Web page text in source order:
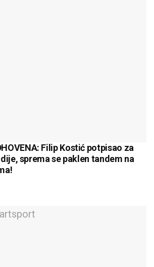
Filip Kostić potpisao za
sprema se paklen tandem na